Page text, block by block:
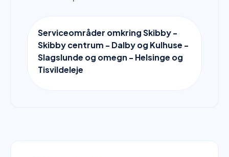
Serviceområder omkring Skibby -
Skibby centrum - Dalby og Kulhuse -
Slagslunde og omegn - Helsinge og
Tisvildeleje